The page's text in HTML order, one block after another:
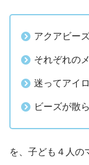
アクアビー
それぞれの
迷ってアイ
ビーズが散
を、子ども４人の